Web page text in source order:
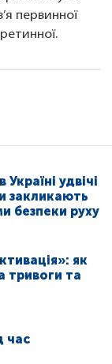
первинної
удвічі
закликають
безпеки руху
як
тривоги та
час